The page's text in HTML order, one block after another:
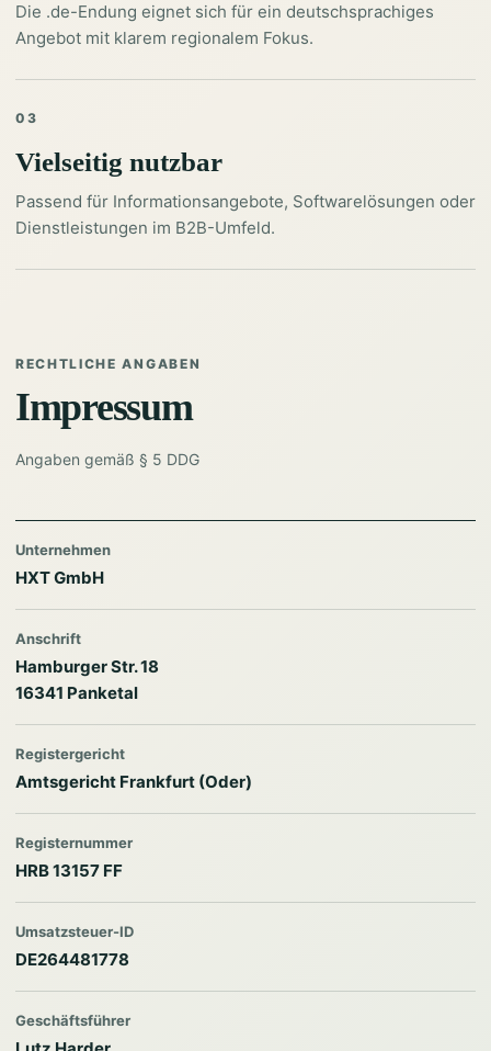
Die .de-Endung eignet sich für ein deutschsprachiges
Angebot mit klarem regionalem Fokus.
03
Vielseitig nutzbar
Passend für Informationsangebote, Softwarelösungen oder
Dienstleistungen im B2B-Umfeld.
RECHTLICHE ANGABEN
Impressum
Angaben gemäß § 5 DDG
Unternehmen
HXT GmbH
Anschrift
Hamburger Str. 18
16341 Panketal
Registergericht
Amtsgericht Frankfurt (Oder)
Registernummer
HRB 13157 FF
Umsatzsteuer-ID
DE264481778
Geschäftsführer